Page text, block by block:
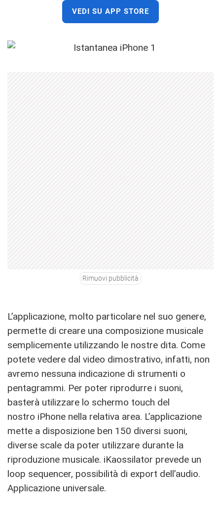
VEDI SU APP STORE
Rimuovi pubblicità
L’applicazione, molto particolare nel suo genere,
permette di creare una composizione musicale
semplicemente utilizzando le nostre dita. Come
potete vedere dal video dimostrativo, infatti, non
avremo nessuna indicazione di strumenti o
pentagrammi. Per poter riprodurre i suoni,
basterà utilizzare lo schermo touch del
nostro iPhone nella relativa area. L’applicazione
mette a disposizione ben 150 diversi suoni,
diverse scale da poter utilizzare durante la
riproduzione musicale. iKaossilator prevede un
loop sequencer, possibilità di export dell’audio.
Applicazione universale.